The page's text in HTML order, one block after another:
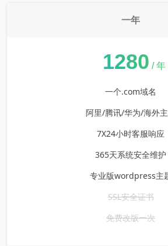
一年
1280 / 年
一个.com域名
阿里/腾讯/华为/海外
7X24小时客服响应
365天系统安全维护
专业版wordpress主
SSL安全证书
免费改版一次